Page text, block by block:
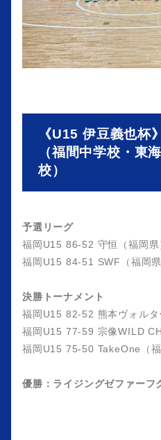
《U15 伊豆義也杯
（福間中学校・東
校）
予選リーグ
福岡U15 86-52 守恒（福岡県
福岡U15 84-51 SWF（福岡県
決勝トーナメント
福岡U15 82-52 熊本ヴォルタ
福岡U15 77-59 宗像WILD
福岡U15 75-50 TakeOne（福
優勝：ライジングゼファーフ